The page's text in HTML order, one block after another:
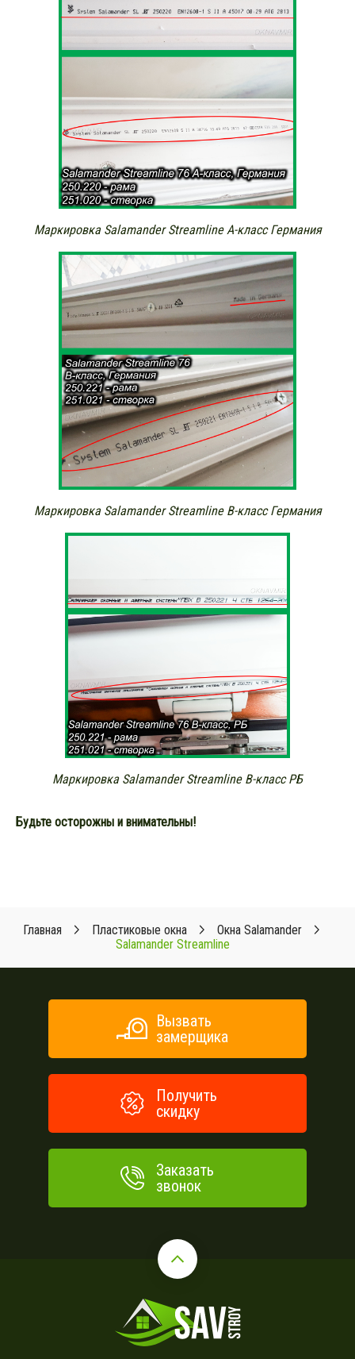
Маркировка Salamander Streamline А-класс Германия
Маркировка Salamander Streamline В-класс Германия
Маркировка Salamander Streamline В-класс РБ
Будьте осторожны и внимательны!
Главная Пластиковые окна
Окна Salamander
Salamander Streamline
Вызвать
замерщика
Получить
скидку
Заказать
звонок